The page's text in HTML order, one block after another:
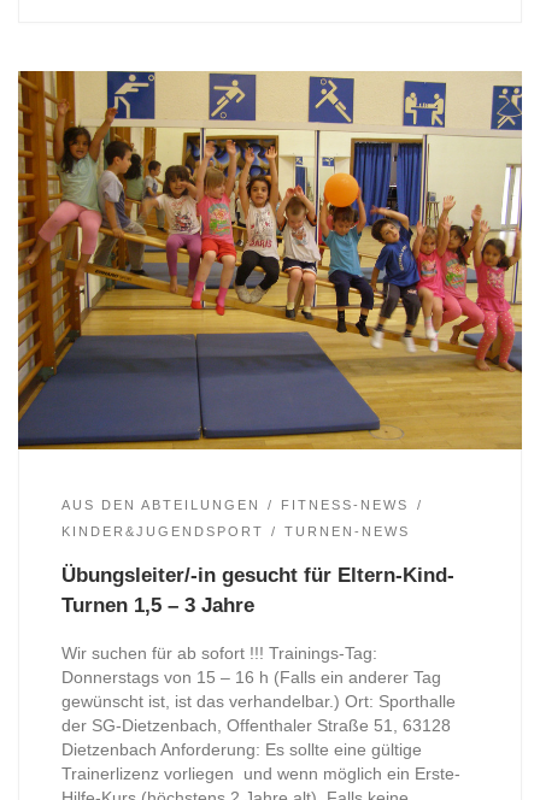
AUS DEN ABTEILUNGEN
FITNESS-NEWS
KINDER&JUGENDSPORT
TURNEN-NEWS
Übungsleiter/-in gesucht für Eltern-Kind-
Turnen 1,5 – 3 Jahre
Wir suchen für ab sofort !!! Trainings-Tag:
Donnerstags von 15 – 16 h (Falls ein anderer Tag
gewünscht ist, ist das verhandelbar.) Ort: Sporthalle
der SG-Dietzenbach, Offenthaler Straße 51, 63128
Dietzenbach Anforderung: Es sollte eine gültige
Trainerlizenz vorliegen und wenn möglich ein Erste-